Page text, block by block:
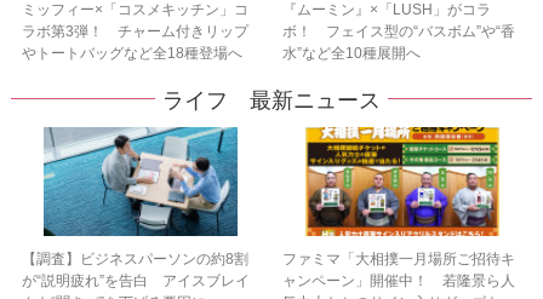
ミッフィー×「コスメキッチン」コ
ラボ第3弾！ チャーム付きリップ
やトートバッグなど全18種登場へ
『ムーミン』×「LUSH」がコラ
ボ！ フェイス型の“バスボム”や“香
水”など全10種展開へ
ライフ 最新ニュース
【調査】ビジネスパーソンの約8割
が“説明疲れ”を告白 アイスブレイ
ファミマ「大相撲一月場所ご招待キ
ャンペーン」開催中！ 若隆景ら人